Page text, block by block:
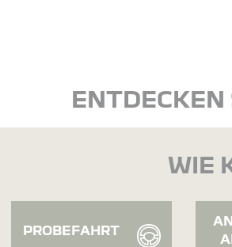
WIE
PROBEFAHRT